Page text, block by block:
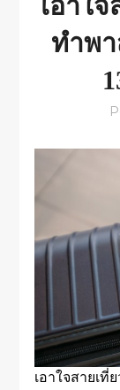
เอาใ
ทำพ
เอาใจสายเ